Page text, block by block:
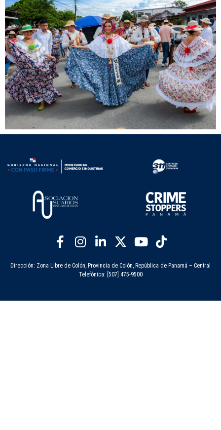
Dirección: Zona Libre de Colón, Provincia de Colón, República de Panamá – Central
Telefónica: [507] 475-9500